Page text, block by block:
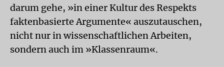
darum gehe, »in einer Kultur des Respekts
faktenbasierte Argumente« auszutauschen,
nicht nur in wissenschaftlichen Arbeiten,
sondern auch im »Klassenraum«.